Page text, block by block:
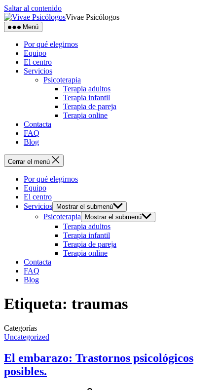
Saltar al contenido
Vivae Psicólogos
Menú
Por qué elegirnos
Equipo
El centro
Servicios
Psicoterapia
Terapia adultos
Terapia infantil
Terapia de pareja
Terapia online
Contacta
FAQ
Blog
Cerrar el menú
Por qué elegirnos
Equipo
El centro
Servicios
Mostrar el submenú
Psicoterapia Mostrar el submenú
Terapia adultos
Terapia infantil
Terapia de pareja
Terapia online
Contacta
FAQ
Blog
Etiqueta: traumas
Categorías
Uncategorized
El embarazo: Trastornos psicológicos
posibles.